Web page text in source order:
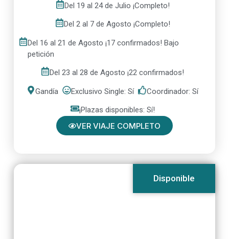
Del 19 al 24 de Julio ¡Completo!
Del 2 al 7 de Agosto ¡Completo!
Del 16 al 21 de Agosto ¡17 confirmados! Bajo
petición
Del 23 al 28 de Agosto ¡22 confirmados!
Gandía Exclusivo Single: Sí Coordinador: Sí
¡Plazas disponibles: Sí!
VER VIAJE COMPLETO
Disponible